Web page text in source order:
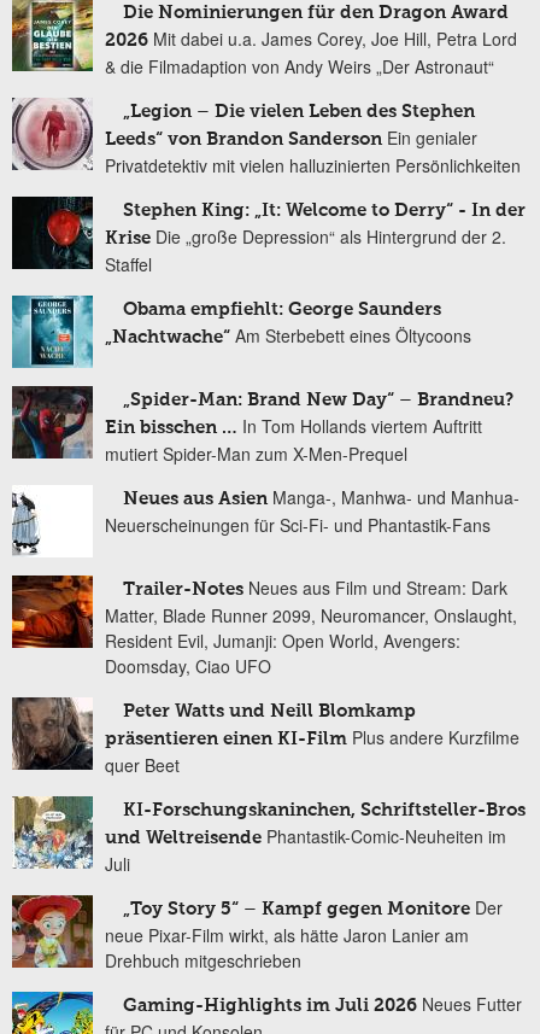
Die Nominierungen für den Dragon Award
2026 Mit dabei u.a. James Corey, Joe Hill, Petra Lord
& die Filmadaption von Andy Weirs „Der Astronaut“
„Legion – Die vielen Leben des Stephen
Leeds“ von Brandon Sanderson Ein genialer
Privatdetektiv mit vielen halluzinierten Persönlichkeiten
Stephen King: „It: Welcome to Derry“ - In der
Krise Die „große Depression“ als Hintergrund der 2.
Staffel
Obama empfiehlt: George Saunders
„Nachtwache“ Am Sterbebett eines Öltycoons
„Spider-Man: Brand New Day“ – Brandneu?
Ein bisschen … In Tom Hollands viertem Auftritt
mutiert Spider-Man zum X-Men-Prequel
Neues aus Asien Manga-, Manhwa- und Manhua-
Neuerscheinungen für Sci-Fi- und Phantastik-Fans
Trailer-Notes Neues aus Film und Stream: Dark
Matter, Blade Runner 2099, Neuromancer, Onslaught,
Resident Evil, Jumanji: Open World, Avengers:
Doomsday, Ciao UFO
Peter Watts und Neill Blomkamp
präsentieren einen KI-Film Plus andere Kurzfilme
quer Beet
KI-Forschungskaninchen, Schriftsteller-Bros
und Weltreisende Phantastik-Comic-Neuheiten im
Juli
„Toy Story 5“ – Kampf gegen Monitore Der
neue Pixar-Film wirkt, als hätte Jaron Lanier am
Drehbuch mitgeschrieben
Gaming-Highlights im Juli 2026 Neues Futter